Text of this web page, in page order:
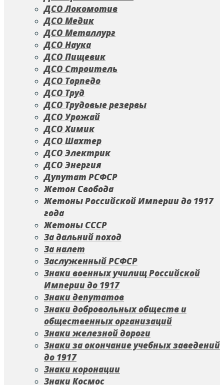
ДСО Локомотив
ДСО Медик
ДСО Металлург
ДСО Наука
ДСО Пищевик
ДСО Строитель
ДСО Торпедо
ДСО Труд
ДСО Трудовые резервы
ДСО Урожай
ДСО Химик
ДСО Шахтер
ДСО Электрик
ДСО Энергия
Дупутат РСФСР
Жетон Свобода
Жетоны Российской Империи до 1917
года
Жетоны СССР
За дальний поход
За налет
Заслуженный РСФСР
Знаки военных училищ Российской
Империи до 1917
Знаки депутатов
Знаки добровольных обществ и
общественных организаций
Знаки железной дороги
Знаки за окончание учебных заведений
до 1917
Знаки коронации
Знаки Космос